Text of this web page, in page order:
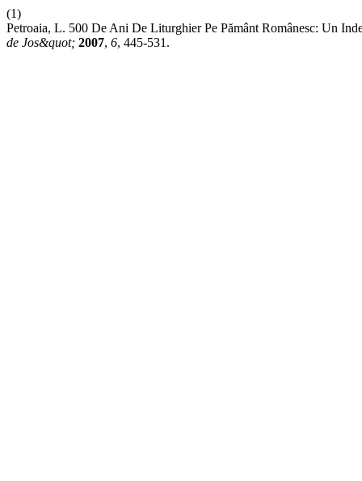
(1)
Petroaia, L. 500 De Ani De Liturghier Pe Pământ Românesc: Un
de Jos&quot; 2007, 6, 445-531.